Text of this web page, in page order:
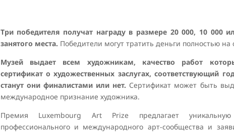
Три победителя получат награду в размере 20 000, 10 000
занятого места. Победители могут тратить деньги полностью на
Музей выдает всем художникам, качество работ
сертификат о художественных заслугах, соответствующий
станут они финалистами или нет. Сертификат может быть
международное признание художника.
Премия Luxembourg Art Prize предлагает
профессионального и международного арт-сообщества и